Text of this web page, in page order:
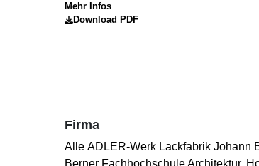
Mehr Infos
Download PDF
Firma
Alle ADLER-Werk Lackfabrik Johann